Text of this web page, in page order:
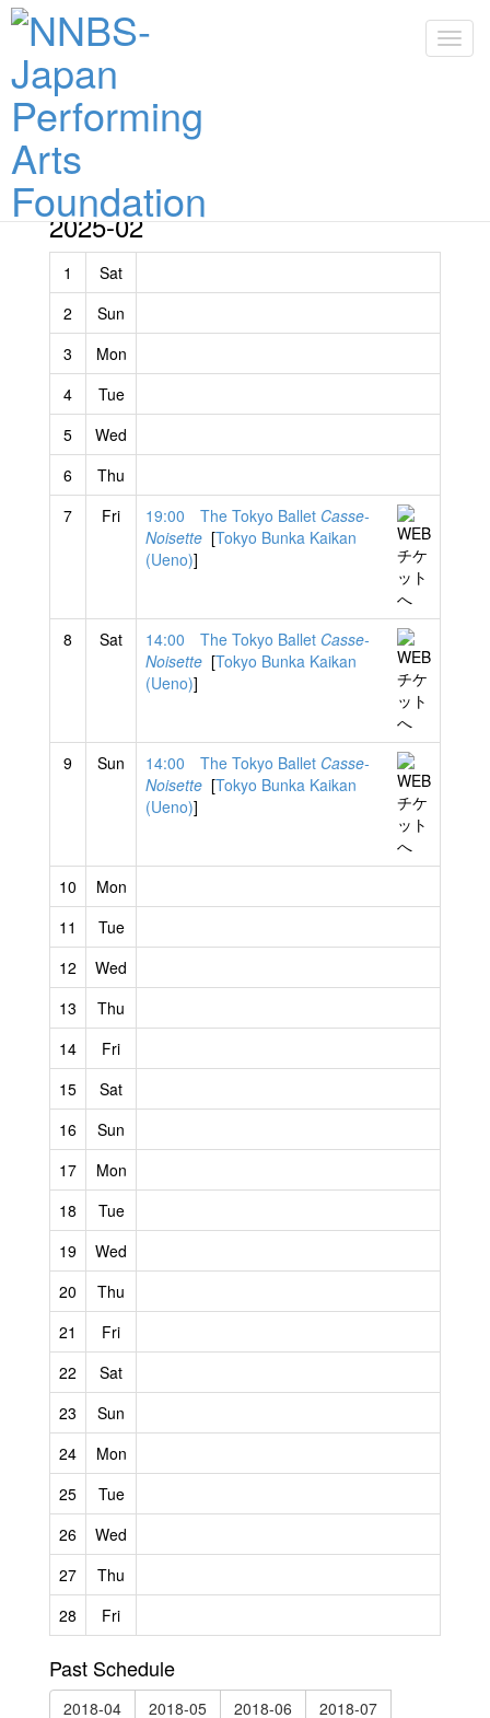
2026-08
2025-02
1
Sat
2
Sun
3
Mon
4
Tue
5
Wed
6
Thu
7
Fri 19:00 The Tokyo Ballet Casse-
Noisette [Tokyo Bunka Kaikan
(Ueno)]
8 Sat 14:00 The Tokyo Ballet Casse-
Noisette [Tokyo Bunka Kaikan
(Ueno)]
9 Sun 14:00 The Tokyo Ballet Casse-
Noisette [Tokyo Bunka Kaikan
(Ueno)]
10
Mon
11
Tue
12
Wed
13
Thu
14
Fri
15
Sat
16
Sun
17
Mon
18
Tue
19
Wed
20
Thu
21
Fri
22
Sat
23
Sun
24
Mon
25
Tue
26
Wed
27
Thu
28
Fri
Past Schedule
2018-04 2018-05 2018-06
2018-07